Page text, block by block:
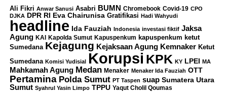
melanggar ketentuan diantaranya Pasal 5 huruf f, Pasal 6
huruf c, g dan h, Pasal 89 ayat 2 Perpres 54 Tahun 2010
tentang Pengadaan Barang Jasa dan perubahannya.
Atas perbuatannya, para Tersangka disangkakan melanggar
pasal 2 ayat (1) atau Pasal 3 Undang-Undang Nomor 31
Tahun 1999 tentang Pemberantasan Tindak Pidana Korupsi
sebagaimana telah diubah dengan Undang-Undang Nomor
20 Tahun 2001 tentang Perubahan atas Undang-Undang
Ali Fikri Anwar Sanusi Asabri BUMN Chromebook Covid-19 CPO
DJKA
DPR RI Eva Chairunisa Gratifikasi Hadi Wahyudi
headline Ida Fauziah Indonesia investasi fiktif Jaksa
Agung KAI Kapolda Sumut Kapuspenkum kapuspenkum ketut
Sumedana Kejagung Kejaksaan Agung Kemnaker Ketut
Sumedana Komisi Yudisial Korupsi KPK KY LPEI MA
Mahkamah Agung Medan Menaker Menaker Ida Fauziah OTT
Pertamina Polda Sumut PT Taspen suap Sumatera Utara
Sumut Syahrul Yasin Limpo TPPU Yaqut Cholil Qoumas